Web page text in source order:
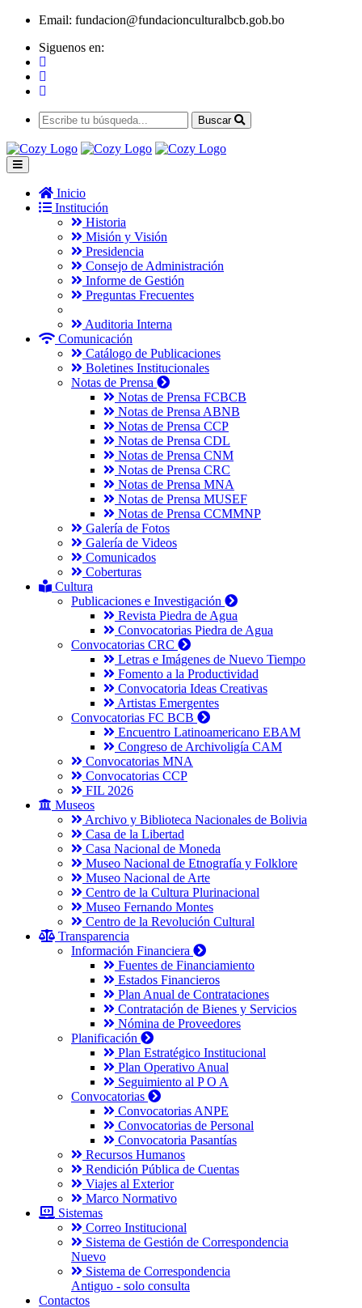
Email: fundacion@fundacionculturalbcb.gob.bo
Siguenos en:
Buscar
Inicio
Institución
Historia
Misión y Visión
Presidencia
Consejo de Administración
Informe de Gestión
Preguntas Frecuentes
Auditoria Interna
Comunicación
Catálogo de Publicaciones
Boletines Institucionales
Notas de Prensa
Notas de Prensa FCBCB
Notas de Prensa ABNB
Notas de Prensa CCP
Notas de Prensa CDL
Notas de Prensa CNM
Notas de Prensa CRC
Notas de Prensa MNA
Notas de Prensa MUSEF
Notas de Prensa CCMMNP
Galería de Fotos
Galería de Videos
Comunicados
Coberturas
Cultura
Publicaciones e Investigación
Revista Piedra de Agua
Convocatorias Piedra de Agua
Convocatorias CRC
Letras e Imágenes de Nuevo Tiempo
Fomento a la Productividad
Convocatoria Ideas Creativas
Artistas Emergentes
Convocatorias FC BCB
Encuentro Latinoamericano EBAM
Congreso de Archivoligía CAM
Convocatorias MNA
Convocatorias CCP
FIL 2026
Museos
Archivo y Biblioteca Nacionales de Bolivia
Casa de la Libertad
Casa Nacional de Moneda
Museo Nacional de Etnografía y Folklore
Museo Nacional de Arte
Centro de la Cultura Plurinacional
Museo Fernando Montes
Centro de la Revolución Cultural
Transparencia
Información Financiera
Fuentes de Financiamiento
Estados Financieros
Plan Anual de Contrataciones
Contratación de Bienes y Servicios
Nómina de Proveedores
Planificación
Plan Estratégico Institucional
Plan Operativo Anual
Seguimiento al P O A
Convocatorias
Convocatorias ANPE
Convocatorias de Personal
Convocatoria Pasantías
Recursos Humanos
Rendición Pública de Cuentas
Viajes al Exterior
Marco Normativo
Sistemas
Correo Institucional
Sistema de Gestión de Correspondencia
Nuevo
Sistema de Correspondencia
Antiguo - solo consulta
Contactos